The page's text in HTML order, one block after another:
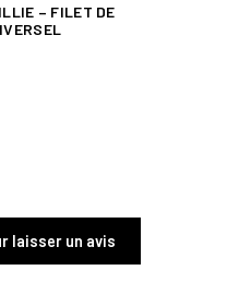
– FILET DE
laisser un avis